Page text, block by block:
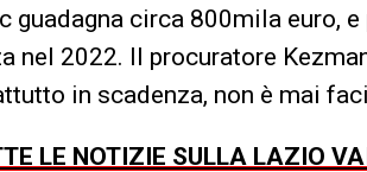
guadagna circa 800mila euro, e
nel 2022. Il procuratore
in scadenza, non è mai
LE NOTIZIE SULLA LAZIO